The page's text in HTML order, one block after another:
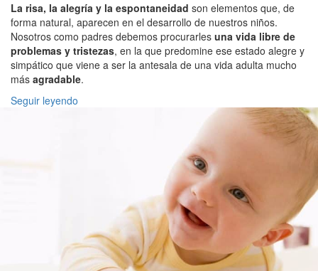
La risa, la alegría y la espontaneidad son elementos que, de
forma natural, aparecen en el desarrollo de nuestros niños.
Nosotros como padres debemos procurarles una vida libre de
problemas y tristezas, en la que predomine ese estado alegre y
simpático que viene a ser la antesala de una vida adulta mucho
más agradable.
Seguir leyendo